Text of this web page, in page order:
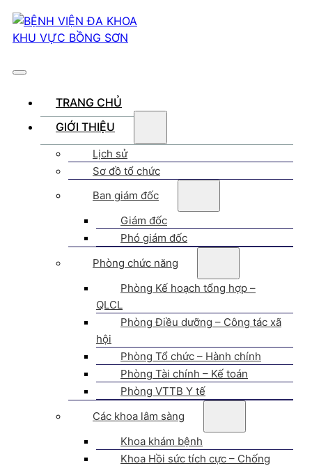
TRANG CHỦ
GIỚI THIỆU
Lịch sử
Sơ đồ tổ chức
Ban giám đốc
Giám đốc
Phó giám đốc
Phòng chức năng
Phòng Kế hoạch tổng hợp –
QLCL
Phòng Điều dưỡng – Công tác xã
hội
Phòng Tổ chức – Hành chính
Phòng Tài chính – Kế toán
Phòng VTTB Y tế
Các khoa lâm sàng
Khoa khám bệnh
Khoa Hồi sức tích cực – Chống